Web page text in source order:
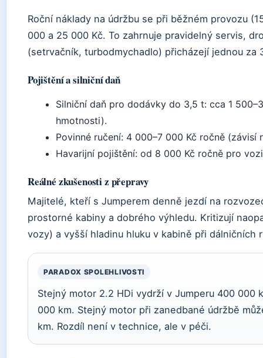
Roční náklady na údržbu se při běžném provozu
000 a 25 000 Kč. To zahrnuje pravidelný servis,
(setrvačník, turbodmychadlo) přicházejí jednou za
Pojištění a silniční daň
Silniční daň pro dodávky do 3,5 t: cca 1
hmotnosti).
Povinné ručení: 4 000–7 000 Kč ročně
Havarijní pojištění: od 8 000 Kč ročně pro
Reálné zkušenosti z přepravy
Majitelé, kteří s Jumperem denně jezdí na
prostorné kabiny a dobrého výhledu. Kritizují
vozy) a vyšší hladinu hluku v kabině při dálničních
PARADOX SPOLEHLIVOSTI
Stejný motor 2.2 HDi vydrží v Jumperu 400 000
000 km. Stejný motor při zanedbané údržbě
km. Rozdíl není v technice, ale v péči.